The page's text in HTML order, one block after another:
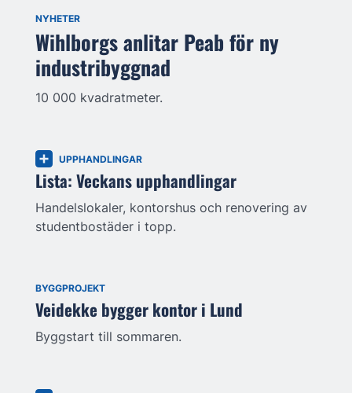
NYHETER
Wihlborgs anlitar Peab för ny
industribyggnad
10 000 kvadratmeter.
UPPHANDLINGAR
Lista: Veckans upphandlingar
Handelslokaler, kontorshus och renovering av
studentbostäder i topp.
BYGGPROJEKT
Veidekke bygger kontor i Lund
Byggstart till sommaren.